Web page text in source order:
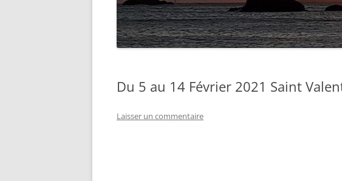
Du 5 au 14 Février 2021 Saint
Laisser un commentaire